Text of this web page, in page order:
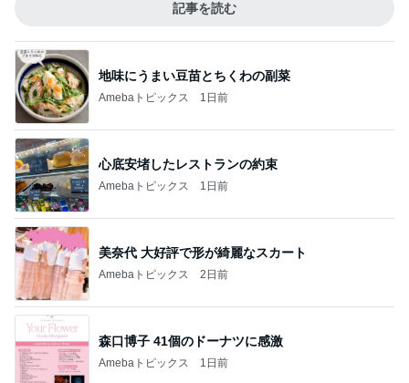
記事を読む
地味にうまい豆苗とちくわの副菜
Amebaトピックス 1日前
心底安堵したレストランの約束
Amebaトピックス 1日前
美奈代 大好評で形が綺麗なスカート
Amebaトピックス 2日前
森口博子 41個のドーナツに感激
Amebaトピックス 1日前